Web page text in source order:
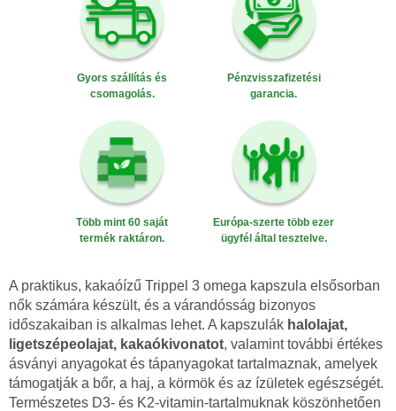
Gyors szállítás és
csomagolás.
Pénzvisszafizetési
garancia.
Több mint 60 saját
termék raktáron.
Európa-szerte több ezer
ügyfél által tesztelve.
A praktikus, kakaóízű Trippel 3 omega kapszula elsősorban
nők számára készült, és a várandósság bizonyos
időszakaiban is alkalmas lehet. A kapszulák halolajat,
ligetszépeolajat, kakaókivonatot, valamint további értékes
ásványi anyagokat és tápanyagokat tartalmaznak, amelyek
támogatják a bőr, a haj, a körmök és az ízületek egészségét.
Természetes D3- és K2-vitamin-tartalmuknak köszönhetően